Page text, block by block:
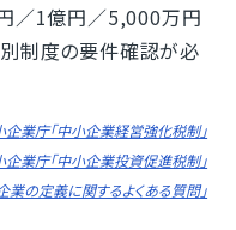
／1億円／5,000万円
別制度の要件確認が必
企業庁「中小企業経営強化税制」
企業庁「中小企業投資促進税制」
業の定義に関するよくある質問」